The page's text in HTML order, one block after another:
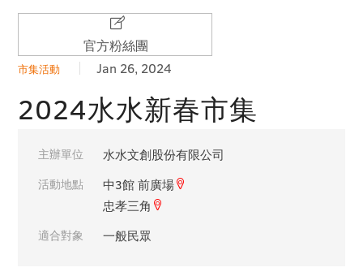
官方粉絲團
市集活動 Jan 26, 2024
2024水水新春市集
主辦單位 水水文創股份有限公司
活動地點
中3館 前廣場
忠孝三角
適合對象 一般民眾